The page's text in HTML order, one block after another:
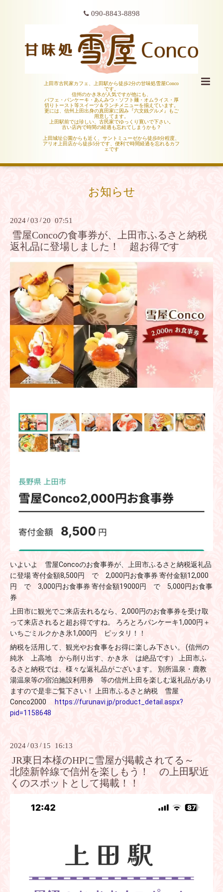
090-8843-8898
上田市古民家カフェ、上田駅から徒歩2分の甘味処雪屋Conco
です。
信州のかき氷が人気ですが他にも、
パフェ・パンケーキ・あんみつ・ソフト麺・オムライス・厚
切りトースト等スイーツ＆ランチメニューを揃えています。
更には、信州上田出身の真田家に因み『六文銭グルメ』もご
用意してます。
上田駅前では珍しい、古民家でゆっくり寛いで下さい。
古い店内で時間の経過も忘れてしまうかも？
上田城址公園からも近く、サントミューゼから徒歩8分程度、
アリオ上田店から徒歩5分です、便利で時間経過を忘れるカフ
ェです
お知らせ
2024 /03 /20 07:51
雪屋Concoの食事券が、上田市ふるさと納税
返礼品に登場しました！ 超お得です
いよいよ 雪屋Concoのお食事券が、上田市ふるさと納税返礼品
に登場 寄付金額8,500円 で 2,000円お食事券 寄付金額12,000
円 で 3,000円お食事券 寄付金額19000円 で 5,000円お食事
券
上田市に観光でご来店去れるなら、2,000円のお食事券を受け取
って来店されると超お得ですね。 ろろとろパンケーキ1,000円＋
いちごミルクかき氷1,000円 ピッタリ！！
納税を活用して、観光やお食事をお得に楽しみ下さい。 (信州の
純氷 上高地 から削り出す、かき氷 は絶品です） 上田市ふ
るさと納税では、様々な返礼品がございます。 別所温泉・鹿教
湯温泉等の宿泊施設利用券 等の信州上田を楽しむ返礼品があり
ますので是非ご覧下さい！ 上田市ふるさと納税 雪屋
Conco2000
https://furunavi.jp/product_detail.aspx?
pid=1158648
2024 /03 / 15 16:13
JR東日本様のHPに雪屋が掲載されてる～
北陸新幹線で信州を楽しもう！ の上田駅近
くのスポットとして掲載！！